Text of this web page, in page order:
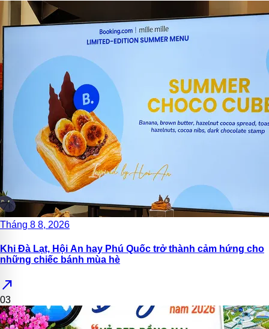
Tháng 8 8, 2026
Khi Đà Lạt, Hội An hay Phú Quốc trở thành cảm hứng cho
những chiếc bánh mùa hè
north_east
03